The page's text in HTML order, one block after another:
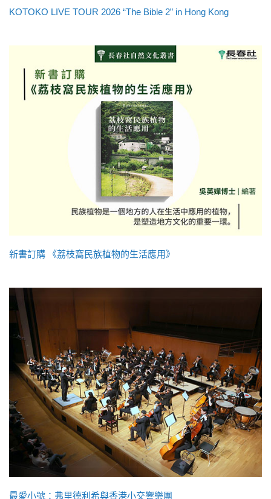
KOTOKO LIVE TOUR 2026 “The Bible 2” in Hong Kong
新書訂購 《荔枝窩民族植物的生活應用》
最愛小號：弗里德利希與香港小交響樂團